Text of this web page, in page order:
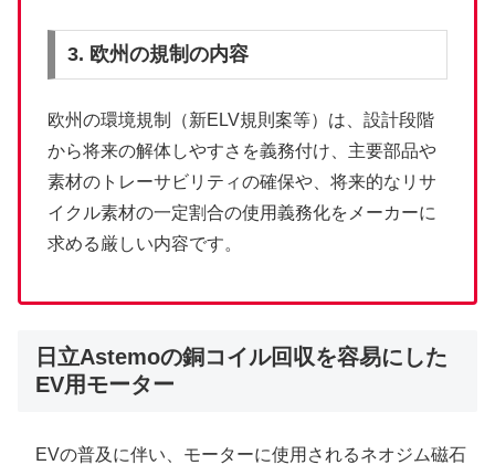
3. 欧州の規制の内容
欧州の環境規制（新ELV規則案等）は、設計段階
から将来の解体しやすさを義務付け、主要部品や
素材のトレーサビリティの確保や、将来的なリサ
イクル素材の一定割合の使用義務化をメーカーに
求める厳しい内容です。
日立Astemoの銅コイル回収を容易にした
EV用モーター
EVの普及に伴い、モーターに使用されるネオジム磁石